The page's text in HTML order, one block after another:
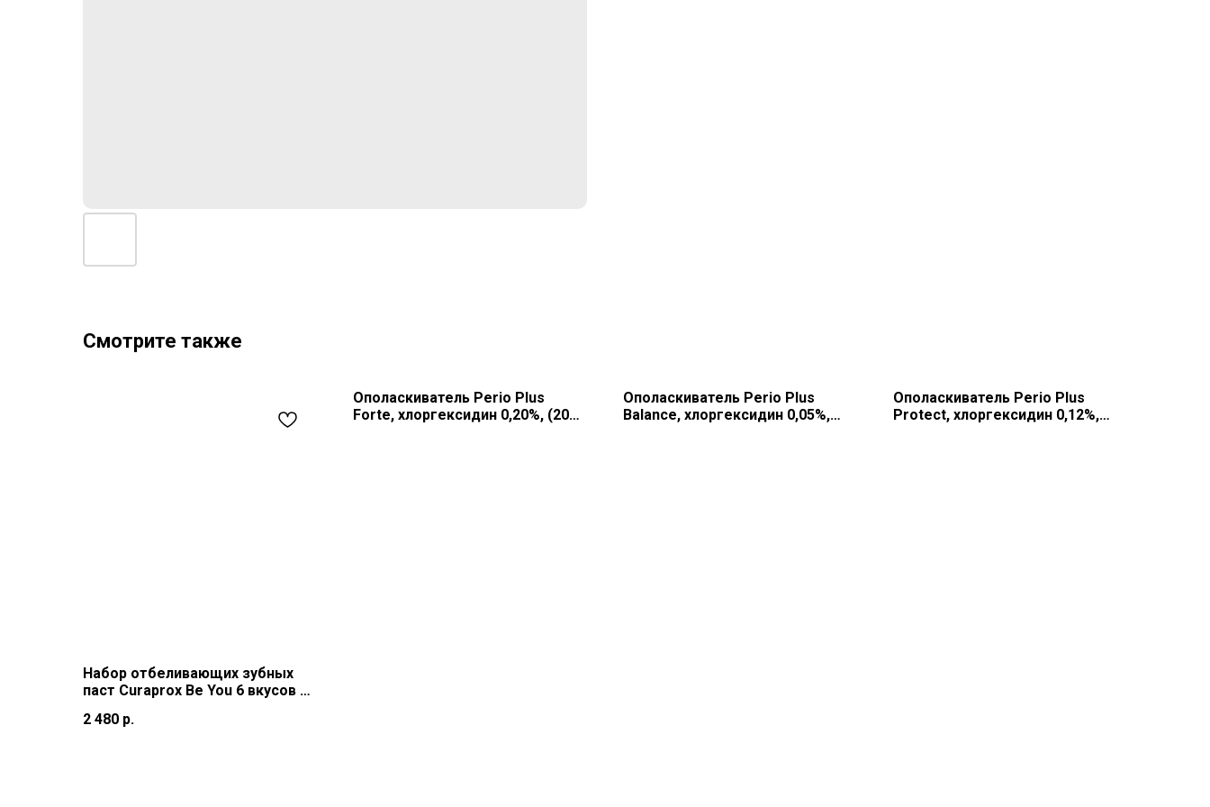
Смотрите также
Набор отбеливающих зубных
паст Curaprox Be You 6 вкусов +
Ultra Soft
2 480 р.
Ополаскиватель Perio Plus
Forte, хлоргексидин 0,20%, (200
Ополаскиватель Perio Plus
Balance, хлоргексидин 0,05%,
Ополаскиватель Perio Plus
Protect, хлоргексидин 0,12%,